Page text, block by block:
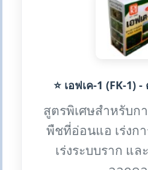
⭐ เอฟเค-1 (FK-1)
สูตรพิเศษสำหรับก
พืชที่อ่อนแอ เร่งก
เร่งระบบราก แ